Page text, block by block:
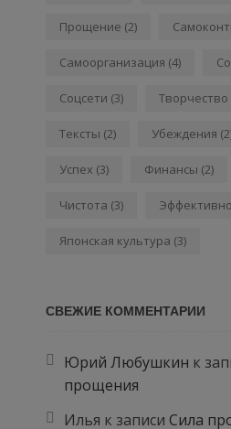
Прощение (2)
Самоорганизация (4)
Соцсети (3) Творчество
Тексты (2) Убеждения
Успех (3) Финансы (2)
Чистота (3)
Японская культура (3)
СВЕЖИЕ КОММЕНТАРИИ
Юрий Любушкин к
прощения
Илья к записи Сила